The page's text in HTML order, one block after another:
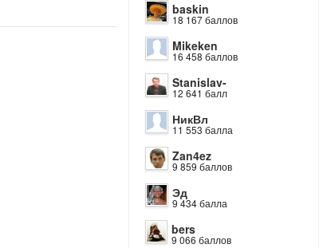
baskin
18 167 баллов
Mikeken
16 458 баллов
Stanislav-
12 641 балл
НикВл
11 553 балла
Zan4ez
9 859 баллов
Эд
9 434 балла
bers
9 066 баллов